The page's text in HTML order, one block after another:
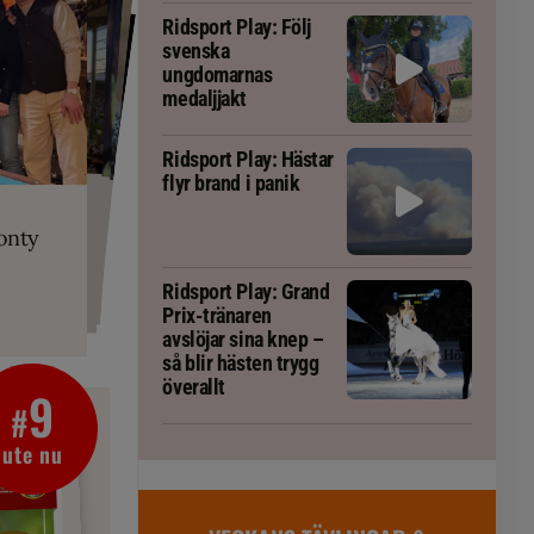
är allt
fång
blivit
tränaren
#9
ute nu
Ridsport Play: Följ
svenska
ungdomarnas
medaljjakt
Ridsport Play: Hästar
flyr brand i panik
Ridsport Play: Grand
Prix-tränaren
avslöjar sina knep –
så blir hästen trygg
överallt